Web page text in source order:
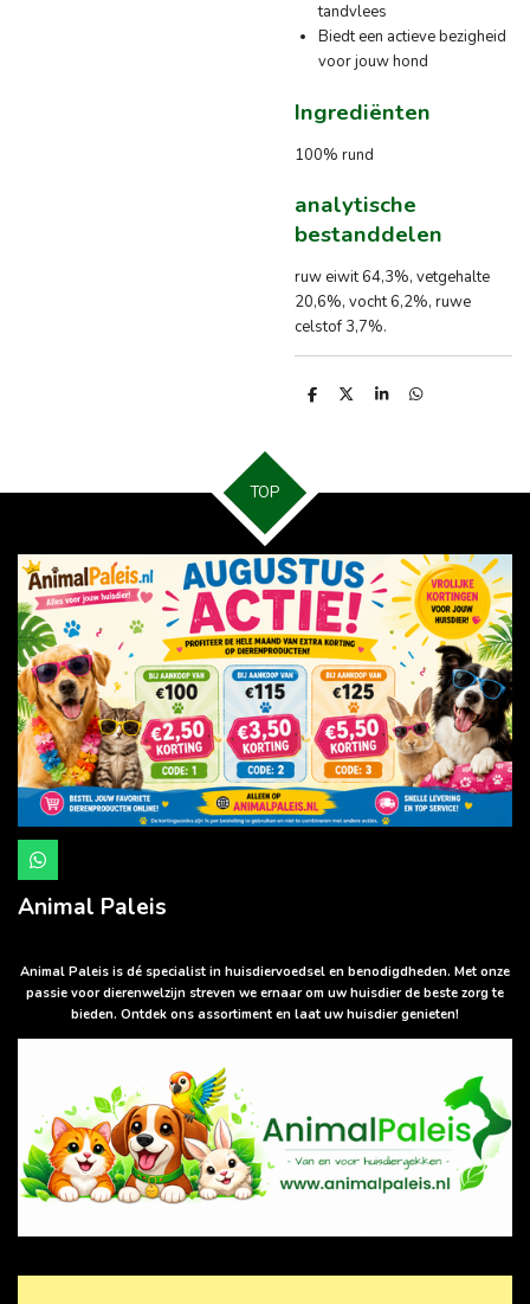
tandvlees
Biedt een actieve bezigheid
voor jouw hond
Ingrediënten
100% rund
analytische
bestanddelen
ruw eiwit 64,3%, vetgehalte
20,6%, vocht 6,2%, ruwe
celstof 3,7%.
D
D
S
D
TOP
W
h
a
t
p
p
Animal Paleis
Animal Paleis is dé specialist in huisdiervoedsel en benodigdheden. Met onze
passie voor dierenwelzijn streven we ernaar om uw huisdier de beste zorg te
bieden. Ontdek ons assortiment en laat uw huisdier genieten!